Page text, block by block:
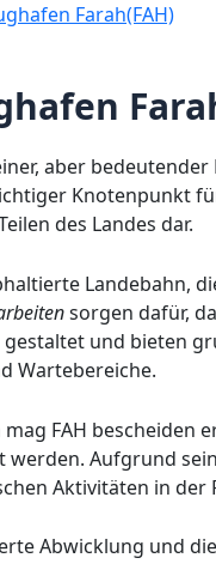
Farah(FAH)
aber
Knotenpunkt
des Landes dar.
Landebahn,
sorgen dafür,
und bieten
Wartebereiche.
FAH bescheiden
Aufgrund
Aktivitäten in der
Abwicklung und